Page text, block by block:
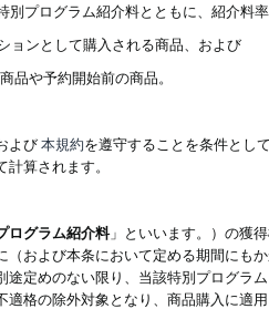
プログラム紹介料とともに、紹介料
ョンとして購入される商品、および
品や予約開始前の商品。
よび本規約を遵守することを条件として
算されます。
ログラム紹介料」といいます。）の獲
および本条において定める期間に
定めのない限り、当該特別プログ
格の除外対象となり、商品購入に